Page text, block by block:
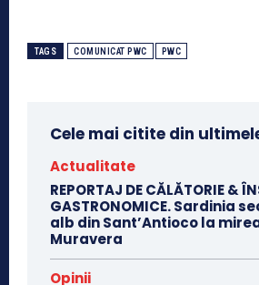
TAGS COMUNICAT PWC PWC
Cele mai citite din
Actualitate
REPORTAJ DE CĂLĂTORIE &
GASTRONOMICE. Sardinia
alb din Sant’Antioco la
Muravera
Opinii